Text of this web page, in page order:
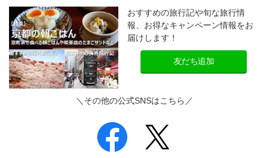
おすすめの旅行記や旬な旅行情
報、お得なキャンペーン情報をお
届けします！
友だち追加
＼その他の公式SNSはこちら／